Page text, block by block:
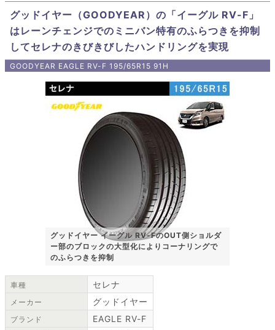
グッドイヤー（GOODYEAR）の「イーグル RV-F」
はレーンチェンジでのミニバン特有のふらつきを抑制
してセレナのきびきびしたハンドリングを実現
GOODYEAR EAGLE RV-F 195/65R15 91H
グッドイヤー イーグル RV-FのOUT側ショルダ
ー部のブロックの大型化によりコーナリングで
のふらつきを抑制
車種 セレナ
メーカー グッドイヤー
ブランド EAGLE RV-F